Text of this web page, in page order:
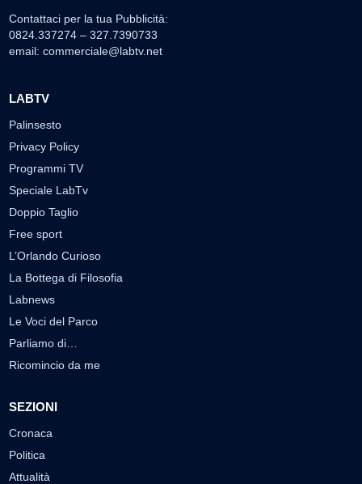
Contattaci per la tua Pubblicità:
0824.337274 – 327.7390733
email: commerciale@labtv.net
LABTV
Palinsesto
Privacy Policy
Programmi TV
Speciale LabTv
Doppio Taglio
Free sport
L’Orlando Curioso
La Bottega di Filosofia
Labnews
Le Voci del Parco
Parliamo di…
Ricomincio da me
SEZIONI
Cronaca
Politica
Attualità